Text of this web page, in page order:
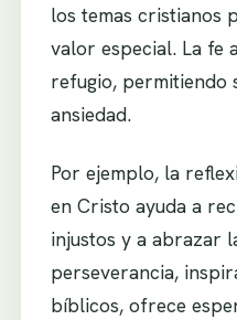
los temas cristianos
valor especial. La fe
refugio, permitiendo
ansiedad.
Por ejemplo, la
en Cristo ayuda a
injustos y a abrazar
perseverancia,
bíblicos, ofrece